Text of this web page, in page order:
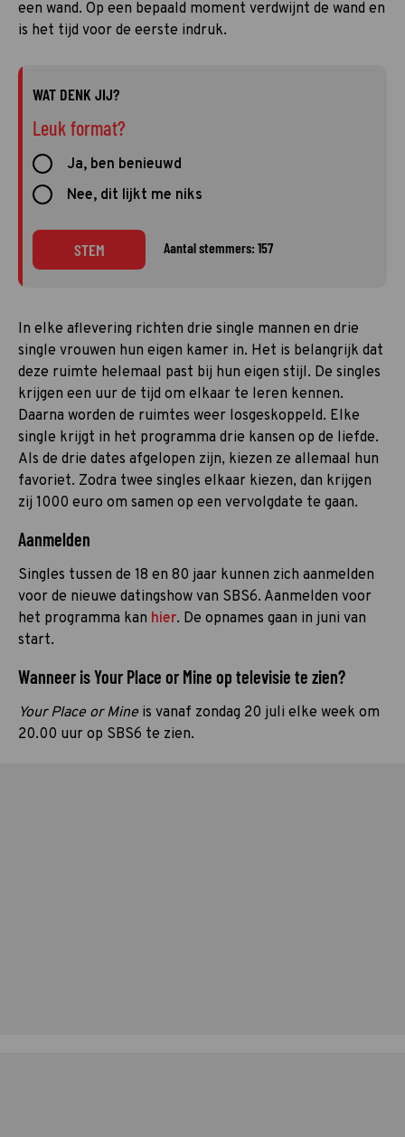
een wand. Op een bepaald moment verdwijnt de wand en
is het tijd voor de eerste indruk.
WAT DENK JIJ?
Leuk format?
Ja, ben benieuwd
Nee, dit lijkt me niks
STEM Aantal stemmers: 157
In elke aflevering richten drie single mannen en drie
single vrouwen hun eigen kamer in. Het is belangrijk dat
deze ruimte helemaal past bij hun eigen stijl. De singles
krijgen een uur de tijd om elkaar te leren kennen.
Daarna worden de ruimtes weer losgeskoppeld. Elke
single krijgt in het programma drie kansen op de liefde.
Als de drie dates afgelopen zijn, kiezen ze allemaal hun
favoriet. Zodra twee singles elkaar kiezen, dan krijgen
zij 1000 euro om samen op een vervolgdate te gaan.
Aanmelden
Singles tussen de 18 en 80 jaar kunnen zich aanmelden
voor de nieuwe datingshow van SBS6. Aanmelden voor
het programma kan hier. De opnames gaan in juni van
start.
Wanneer is Your Place or Mine op televisie te zien?
Your Place or Mine is vanaf zondag 20 juli elke week om
20.00 uur op SBS6 te zien.